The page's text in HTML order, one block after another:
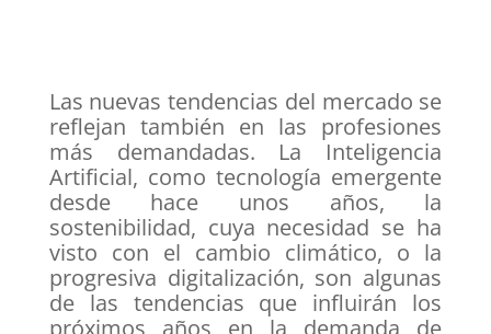
Las nuevas tendencias del mercado se
reflejan también en las profesiones
más demandadas. La Inteligencia
Artificial, como tecnología emergente
desde hace unos años, la
sostenibilidad, cuya necesidad se ha
visto con el cambio climático, o la
progresiva digitalización, son algunas
de las tendencias que influirán los
próximos años en la demanda de